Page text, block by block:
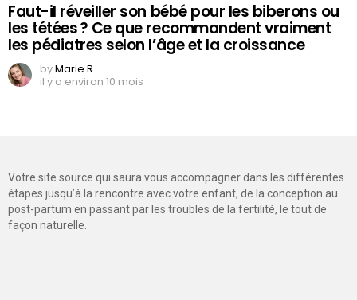
Faut-il réveiller son bébé pour les biberons ou
les tétées ? Ce que recommandent vraiment
les pédiatres selon l’âge et la croissance
byMarie R.
il y a environ 10 mois
Votre site source qui saura vous accompagner dans les différentes
étapes jusqu’à la rencontre avec votre enfant, de la conception au
post-partum en passant par les troubles de la fertilité, le tout de
façon naturelle.